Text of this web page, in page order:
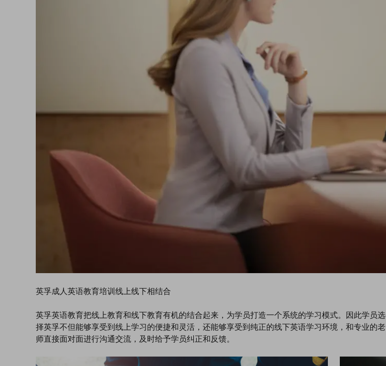
英孚成人英语教育培训线上线下相结合
英孚英语教育把线上教育和线下教育有机的结合起来，为学员打造一个系统的学习模式。因此学员选
择英孚不但能够享受到线上学习的便捷和灵活，还能够享受到纯正的线下英语学习环境，和专业的老
师直接面对面进行沟通交流，及时给予学员纠正和反馈。